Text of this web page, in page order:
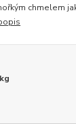
chmelem